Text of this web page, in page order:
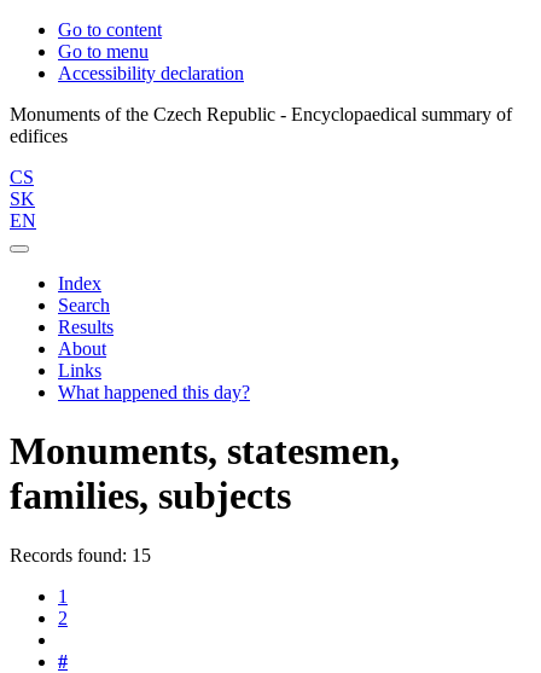
Go to content
Go to menu
Accessibility declaration
Monuments of the Czech Republic - Encyclopaedical summary of
CS
SK
EN
Index
Search
Results
About
Links
What happened this day?
Monuments, statesmen,
families, subjects
Records found: 15
1
2
#